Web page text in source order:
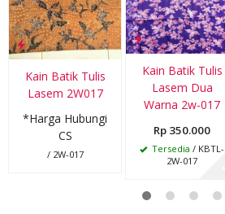
Kain Batik Tulis
Lasem 2W017
*Harga Hubungi
CS
/ 2W-017
Kain Batik Tulis
Lasem Dua
Warna 2w-017
Rp 350.000
Tersedia / KBTL-
2W-017